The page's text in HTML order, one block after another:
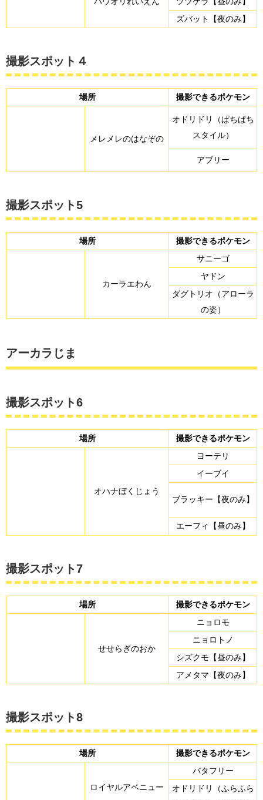
ズバット【夜のみ】
撮影スポット４
場所 撮影できるポケモン
メレメレのはなぞの
オドリドリ（ぱちぱち
スタイル）
アブリー
撮影スポット5
場所 撮影できるポケモン
カーラエわん
サニーゴ
ヤドン
ダグトリオ（アローラ
の姿）
アーカラじま
撮影スポット6
場所 撮影できるポケモン
オハナぼくじょう
ヨーテリ
イーブイ
ブラッキー【夜のみ】
エーフィ【昼のみ】
撮影スポット7
場所 撮影できるポケモン
せせらぎのおか
ニョロモ
ニョロトノ
シズクモ【昼のみ】
アメタマ【夜のみ】
撮影スポット8
場所 撮影できるポケモン
ロイヤルアベニュー
バタフリー
オドリドリ（ふらふら